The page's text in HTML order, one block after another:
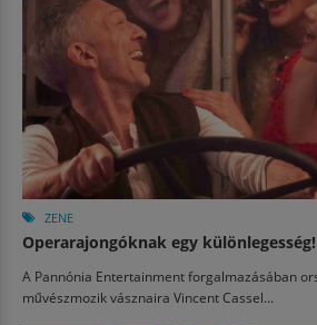
ZENE
Operarajongóknak egy különlegesség!
A Pannónia Entertainment forgalmazásában
művészmozik vásznaira Vincent Cassel...